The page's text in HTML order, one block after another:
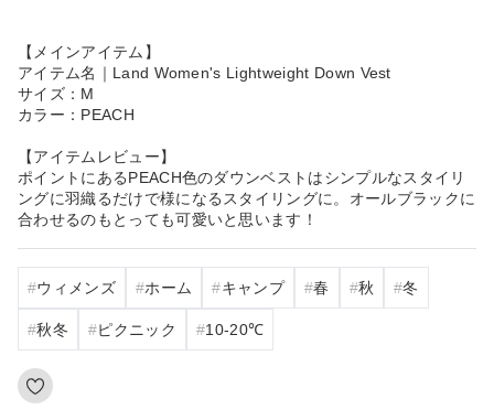
【メインアイテム】
アイテム名｜Land Women's Lightweight Down Vest
サイズ：M
カラー：PEACH
【アイテムレビュー】
ポイントにあるPEACH色のダウンベストはシンプルなスタイリ
ングに羽織るだけで様になるスタイリングに。オールブラックに
合わせるのもとっても可愛いと思います！
ウィメンズ ホーム キャンプ 春 秋 冬
秋冬 ピクニック 10‐20℃